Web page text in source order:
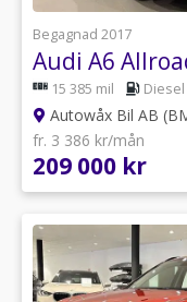
Begagnad 2017
15 385 mil Diesel
Autowåx Bil AB
fr. 3 386 kr/mån
209 000 kr